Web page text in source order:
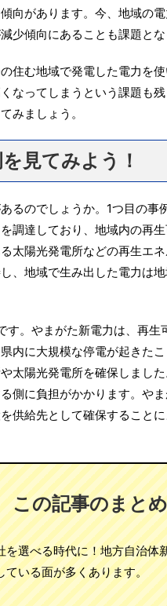
向があります。今、地域の
少傾向にあることも課題とな
住む地域で発電した電力を
なってしまうという課題も
みましょう。
見てみよう！
るのでしょうか。1つ目の
調達しており、地域内の再
太陽光発電所などの再生エ
、地域で生み出した電力は
す。やまがた新電力は、再
内に大規模な停電が起きた
太陽光発電所を確保しまし
側に負担がかかります。や
供給先として確保すること
この記事のまとめ
選べる時代に！地方自治体
ている面が多くあります。